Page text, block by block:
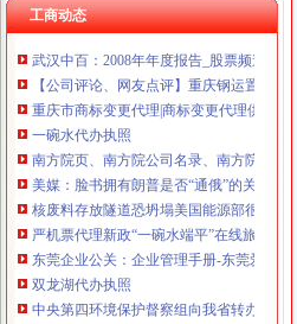
工商动态
【怪咖吉】文艺控+体育疯游美西深度索
【公司评论、网友点评】重庆钢运置业代
重庆市商标变更代理|商标变更代理供应
一碗水代办执照
南方院页、南方院公司名录、南方院供应
美媒：脸书拥有朗普是否“通俄”的关键
核废料存放隧道恐坍塌美国能源部很着急
严机票代理新政“一碗水端平”在线旅行社盼
东莞企业公关：企业管理手册-东莞爱问分类
双龙湖代办执照
中央第四环境保护督察组向我省转办的群
重庆渝北兄弟装饰公司在哪里？_装修公